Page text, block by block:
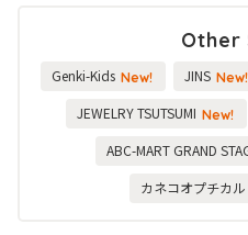
Other
Genki-Kids New! JINS New!
JEWELRY TSUTSUMI New!
ABC-MART GRAND
カネコオプチカ